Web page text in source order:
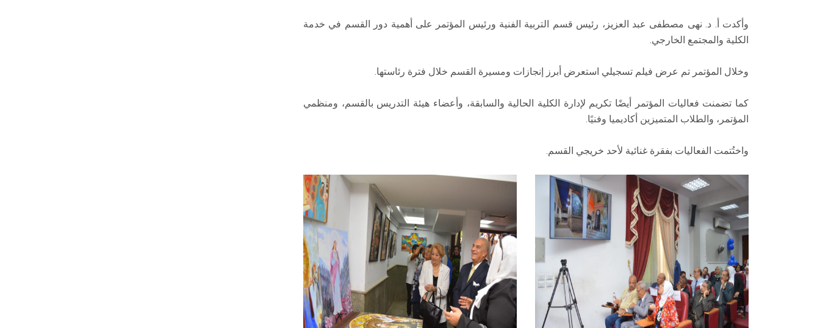
وأكدت أ. د. نهى مصطفى عبد العزيز، رئيس قسم التربية الفنية ورئيس المؤتمر على أهمية دور القسم في خدمة
الكلية والمجتمع الخارجي.
وخلال المؤتمر تم عرض فيلم تسجيلي استعرض أبرز إنجازات ومسيرة القسم خلال فترة رئاستها.
كما تضمنت فعاليات المؤتمر أيضًا تكريم لإدارة الكلية الحالية والسابقة، وأعضاء هيئة التدريس بالقسم، ومنظمي
المؤتمر، والطلاب المتميزين أكاديميا وفنيًا.
واختُتمت الفعاليات بفقرة غنائية لأحد خريجي القسم.